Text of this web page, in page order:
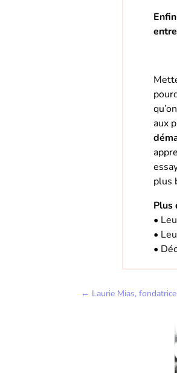
aux
plus
Plus
•
•
•
← Laurie Mias,